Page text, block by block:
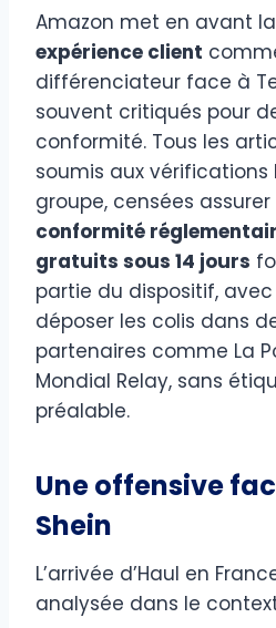
Amazon met en avant la
expérience client
différenciateur face à
souvent critiqués pour
conformité. Tous les
soumis aux vérifications
groupe, censées assurer
conformité
gratuits sous 14 jours
partie du dispositif,
déposer les colis dans
partenaires comme La
Mondial Relay, sans
préalable.
Une offensive
Shein
L’arrivée d’Haul en
analysée dans le